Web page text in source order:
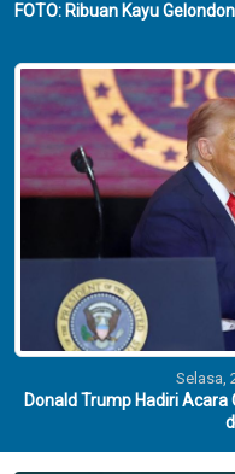
FOTO: Ribuan Kayu
Selasa,
Donald Trump Hadiri